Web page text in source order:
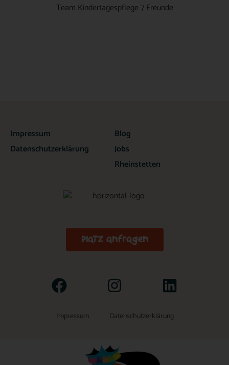
Team Kindertagespflege 7 Freunde
Impressum
Datenschutzerklärung
Blog
Jobs
Rheinstetten
Platz anfragen
Impressum Datenschutzerklärung